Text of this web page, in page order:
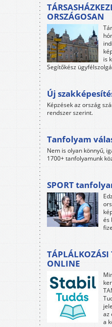
ORSZÁGOSAN
is
Segítőkész
Új
Képzések az ország
rendszer szerint.
Tanfolyam
Nem is olyan könnyű,
1700+ tanfolyamunk
SPORT
és
TÁPLÁLKOZÁSI
ONLINE
az
a